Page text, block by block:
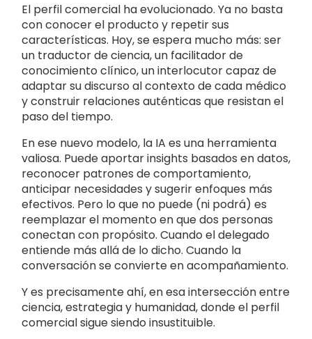
El perfil comercial ha evolucionado. Ya no basta
con conocer el producto y repetir sus
características. Hoy, se espera mucho más: ser
un traductor de ciencia, un facilitador de
conocimiento clínico, un interlocutor capaz de
adaptar su discurso al contexto de cada médico
y construir relaciones auténticas que resistan el
paso del tiempo.
En ese nuevo modelo, la IA es una herramienta
valiosa. Puede aportar insights basados en datos,
reconocer patrones de comportamiento,
anticipar necesidades y sugerir enfoques más
efectivos. Pero lo que no puede (ni podrá) es
reemplazar el momento en que dos personas
conectan con propósito. Cuando el delegado
entiende más allá de lo dicho. Cuando la
conversación se convierte en acompañamiento.
Y es precisamente ahí, en esa intersección entre
ciencia, estrategia y humanidad, donde el perfil
comercial sigue siendo insustituible.